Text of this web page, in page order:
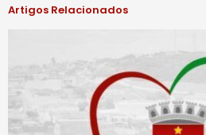
Artigos Relacionados